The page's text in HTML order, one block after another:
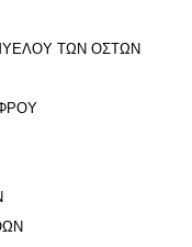
ΤΩΝ ΟΣΤΩΝ